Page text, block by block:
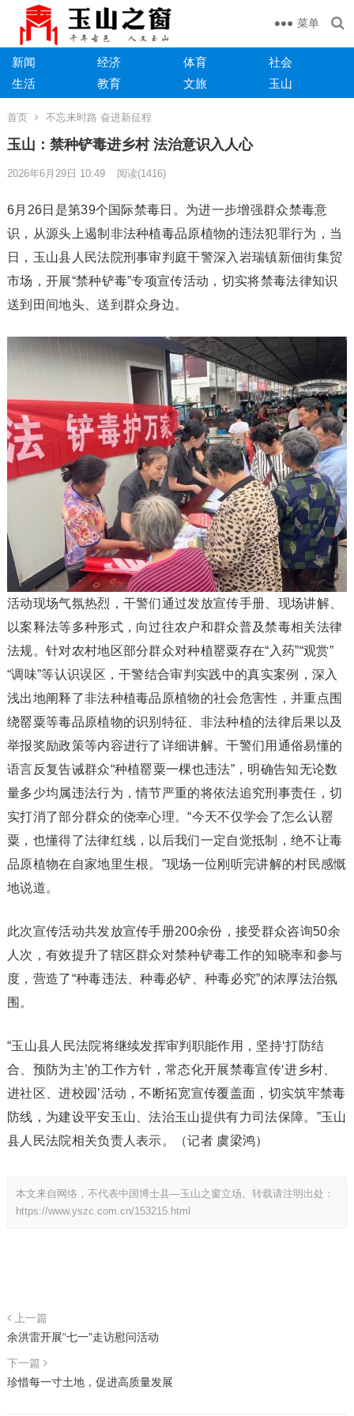
菜单
新闻 经济 体育
社会
生活
教育 文旅 玉山
首页 不忘来时路 奋进新征程
玉山：禁种铲毒进乡村 法治意识入人心
2026年6月29日 10:49 阅读(1416)
6月26日是第39个国际禁毒日。为进一步增强群众禁毒意
识，从源头上遏制非法种植毒品原植物的违法犯罪行为，当
日，玉山县人民法院刑事审判庭干警深入岩瑞镇新佃街集贸
市场，开展“禁种铲毒”专项宣传活动，切实将禁毒法律知识
送到田间地头、送到群众身边。
活动现场气氛热烈，干警们通过发放宣传手册、现场讲解、
以案释法等多种形式，向过往农户和群众普及禁毒相关法律
法规。针对农村地区部分群众对种植罂粟存在“入药”“观赏”
“调味”等认识误区，干警结合审判实践中的真实案例，深入
浅出地阐释了非法种植毒品原植物的社会危害性，并重点围
绕罂粟等毒品原植物的识别特征、非法种植的法律后果以及
举报奖励政策等内容进行了详细讲解。干警们用通俗易懂的
语言反复告诫群众“种植罂粟一棵也违法”，明确告知无论数
量多少均属违法行为，情节严重的将依法追究刑事责任，切
实打消了部分群众的侥幸心理。“今天不仅学会了怎么认罂
粟，也懂得了法律红线，以后我们一定自觉抵制，绝不让毒
品原植物在自家地里生根。”现场一位刚听完讲解的村民感慨
地说道。
此次宣传活动共发放宣传手册200余份，接受群众咨询50余
人次，有效提升了辖区群众对禁种铲毒工作的知晓率和参与
度，营造了“种毒违法、种毒必铲、种毒必究”的浓厚法治氛
围。
“玉山县人民法院将继续发挥审判职能作用，坚持‘打防结
合、预防为主’的工作方针，常态化开展禁毒宣传‘进乡村、
进社区、进校园’活动，不断拓宽宣传覆盖面，切实筑牢禁毒
防线，为建设平安玉山、法治玉山提供有力司法保障。”玉山
县人民法院相关负责人表示。（记者 虞梁鸿）
本文来自网络，不代表中国博士县—玉山之窗立场。转载请注明出处：
https://www.yszc.com.cn/153215.html
上一篇
余洪雷开展“七一”走访慰问活动
下一篇
珍惜每一寸土地，促进高质量发展